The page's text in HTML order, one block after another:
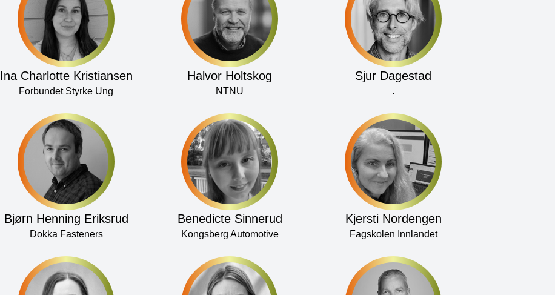
Ina Charlotte Kristiansen
Forbundet Styrke Ung
Halvor Holtskog
NTNU
Sjur Dagestad
.
Bjørn Henning Eriksrud
Dokka Fasteners
Benedicte Sinnerud
Kongsberg Automotive
Kjersti Nordengen
Fagskolen Innlandet